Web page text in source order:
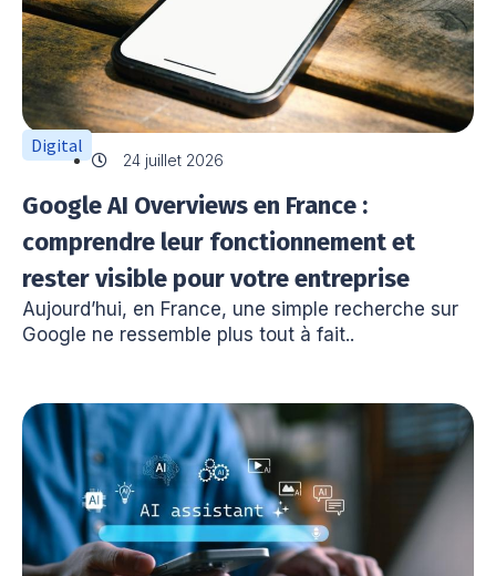
Digital
24 juillet 2026
Google AI Overviews en France :
comprendre leur fonctionnement et
rester visible pour votre entreprise
Aujourd’hui, en France, une simple recherche sur
Google ne ressemble plus tout à fait..